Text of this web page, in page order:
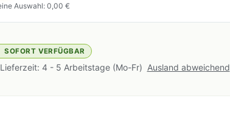
Auswahl: 0,00 €
SOFORT VERFÜGBAR
Lieferzeit: 4 - 5 Arbeitstage (Mo-Fr) Ausland abweichend